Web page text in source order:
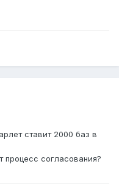
ставит 2000 баз в
согласования?